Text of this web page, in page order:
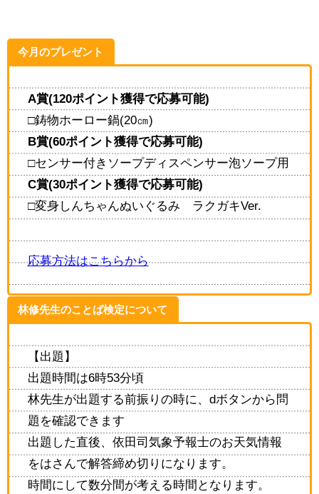
今月のプレゼント
A賞(120ポイント獲得で応募可能)
□鋳物ホーロー鍋(20㎝)
B賞(60ポイント獲得で応募可能)
□センサー付きソープディスペンサー泡ソープ用
C賞(30ポイント獲得で応募可能)
□変身しんちゃんぬいぐるみ ラクガキVer.
応募方法はこちらから
林修先生のことば検定について
【出題】
出題時間は6時53分頃
林先生が出題する前振りの時に、dボタンから問
題を確認できます
出題した直後、依田司気象予報士のお天気情報
をはさんで解答締め切りになります。
時間にして数分間が考える時間となります。